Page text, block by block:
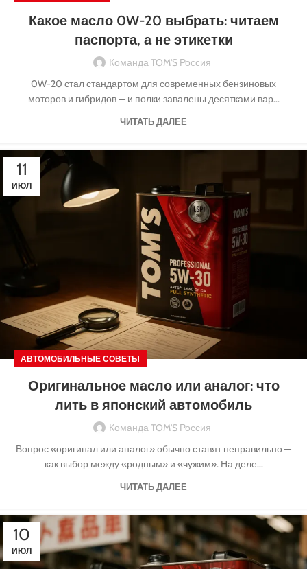
Какое масло 0W-20 выбрать: читаем
паспорта, а не этикетки
Команда TOM'S Россия
0W-20 стал стандартом для современных бензиновых
моторов и гибридов — и полки завалены десятками вар...
ЧИТАТЬ ДАЛЕЕ
11
ИЮЛ
АВТОМОБИЛЬНЫЕ СОВЕТЫ
Оригинальное масло или аналог: что
лить в японский автомобиль
Команда TOM'S Россия
Вопрос «оригинал или аналог» обычно ставят неправильно —
как выбор между «родным» и «чужим». На деле...
ЧИТАТЬ ДАЛЕЕ
10
ИЮЛ